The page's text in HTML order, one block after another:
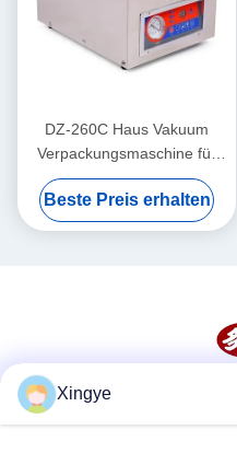
DZ-260C Haus Vakuum
Verpackungsmaschine für
Lebensmittel und Gemüse
260mm Kammergröße
Beste Preis erhalten
Xingye